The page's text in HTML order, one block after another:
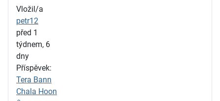
Vložil/a
petr12
před 1
týdnem, 6
dny
Příspěvek:
Tera Bann
Chala Hoon